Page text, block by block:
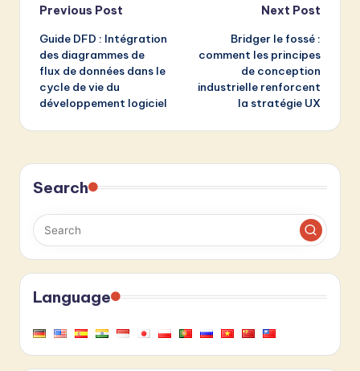
Post
navigation
Previous Post
Guide DFD : Intégration
des diagrammes de
flux de données dans le
cycle de vie du
développement logiciel
Next Post
Bridger le fossé :
comment les principes
de conception
industrielle renforcent
la stratégie UX
Search
Language